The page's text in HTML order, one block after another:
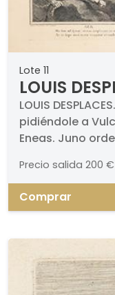
Lote 11
LOUIS
pidiéndole
las armas
ordena a
tempestad
LOUIS
pidiéndole a
Eneas. Juno
Medidas 440 x
Precio salida 200 €
Comprar